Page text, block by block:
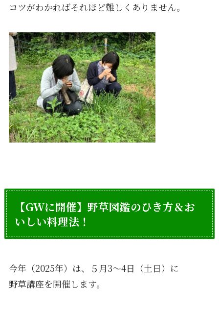
コツがわかればそれほど難しくありません。
【GWに開催】野草図鑑のひき方＆お
いしい料理法！
今年（2025年）は、５月3〜4日（土日）に
野草講座を開催します。